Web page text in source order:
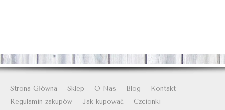
Strona Główna Sklep O Nas Blog
Kontakt
Regulamin zakupów
Jak kupować Czcionki